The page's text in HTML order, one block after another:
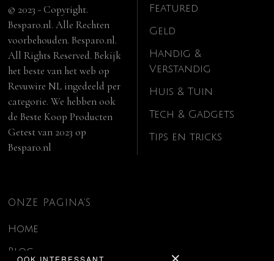
OOK INTERESSANT
© 2023 - Copyright.
Besparo.nl. Alle Rechten
voorbehouden. Besparo.nl.
All Rights Reserved. Bekijk
het beste van het web op
Revuwire NL ingedeeld per
categorie. We hebben ook
deBeste Koop Producten
Getest van 2023 op
Besparo.nl
Featured
Geld
Handig &
Verstandig
Huis & Tuin
Tech & Gadgets
Tips en tricks
ONZE PAGINA’S
Home
Blog